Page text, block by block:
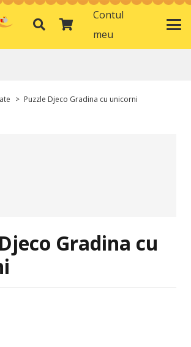
Contul
meu
> Puzzle Djeco Gradina cu unicorni
Gradina cu